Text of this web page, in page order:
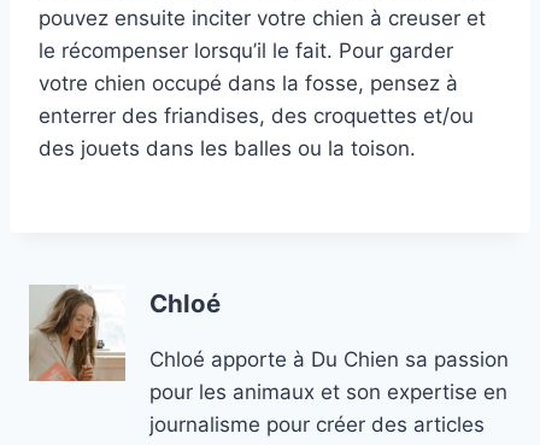
pouvez ensuite inciter votre chien à creuser et
le récompenser lorsqu’il le fait. Pour garder
votre chien occupé dans la fosse, pensez à
enterrer des friandises, des croquettes et/ou
des jouets dans les balles ou la toison.
Chloé
Chloé apporte à Du Chien sa passion
pour les animaux et son expertise en
journalisme pour créer des articles